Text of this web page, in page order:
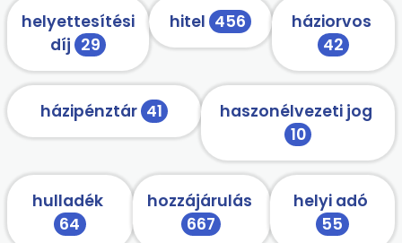
helyettesítési
díj 29
hitel 456
háziorvos
42
házipénztár 41
haszonélvezeti jog
10
hulladék
64
hozzájárulás
667
helyi adó
55